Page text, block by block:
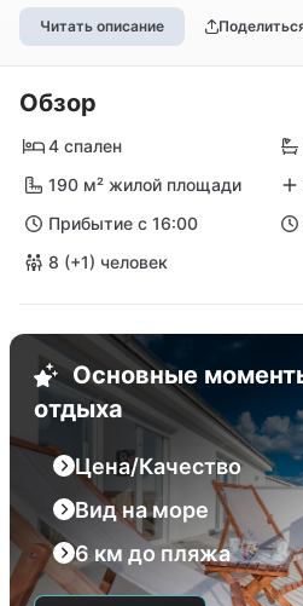
Читать описание
Обзор
4 спален
190 м² жилой площади
Прибытие с 16:00
8 (+1) человек
Основные
отдыха
Цена/Качество
Вид на море
6 км до пляжа